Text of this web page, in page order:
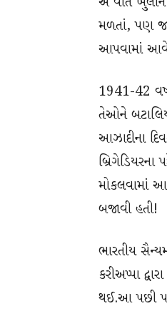
મળતાં, પણ
આપવામાં
1941-42
તેઓને
આઝાદીના
મોકલવામાં
બજાવી હતી!
ભારતીય
કરીઅપ્પા
થઈ.આ પછી